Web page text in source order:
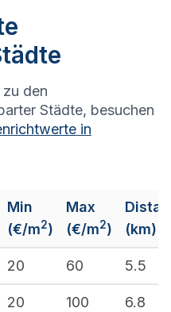
den
Städte, besuchen
in
Min
(€/m2)
Max
(€/m2)
(km)
20 60 5.5
20 100 6.8